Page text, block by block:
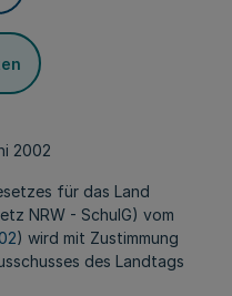
2002
für das Land
NRW - SchulG) vom
) wird mit Zustimmung
des Landtags